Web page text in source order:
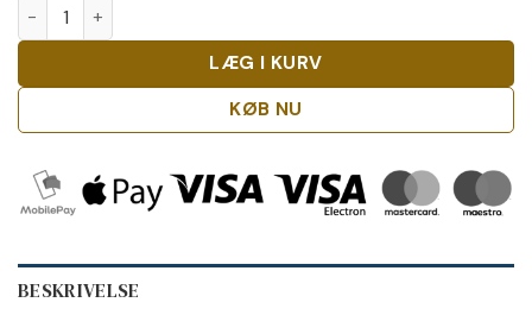
LÆG I KURV
KØB NU
BESKRIVELSE